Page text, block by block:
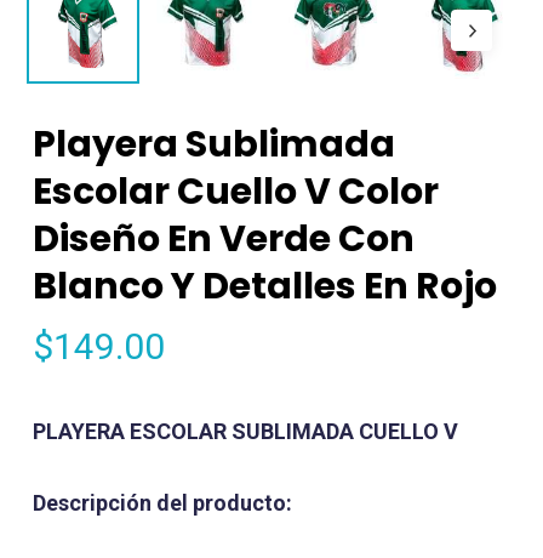
Playera Sublimada
Escolar Cuello V Color
Diseño En Verde Con
Blanco Y Detalles En Rojo
$149.00
PLAYERA ESCOLAR SUBLIMADA CUELLO V
Descripción del producto: